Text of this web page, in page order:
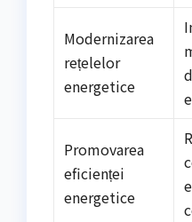
Modernizarea
rețelelor
energetice
Promovarea
eficienței
energetice